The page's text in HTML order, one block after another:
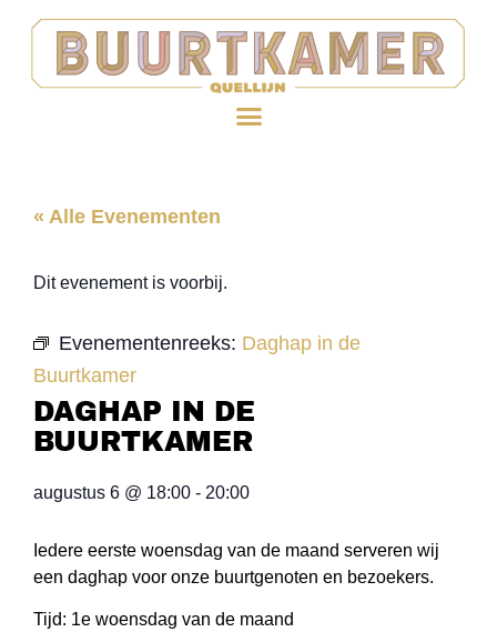
« Alle Evenementen
Dit evenement is voorbij.
Evenementenreeks: Daghap in de
Buurtkamer
DAGHAP IN DE
BUURTKAMER
augustus 6 @ 18:00 - 20:00
Iedere eerste woensdag van de maand serveren wij
een daghap voor onze buurtgenoten en bezoekers.
Tijd: 1e woensdag van de maand